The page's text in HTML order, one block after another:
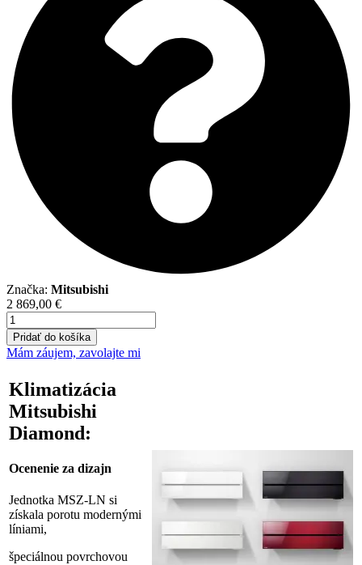
Značka: Mitsubishi
2 869,00 €
množstvo
Mitsubishi
Diamond
Hyperheating
3,5
kW
(MSZ-
LN35VG2B
MUZ-
Pridať do košíka
Mám záujem, zavolajte mi
Klimatizácia
Mitsubishi
Diamond:
Ocenenie za dizajn
Jednotka MSZ-LN si
získala porotu modernými
líniami,
špeciálnou povrchovou